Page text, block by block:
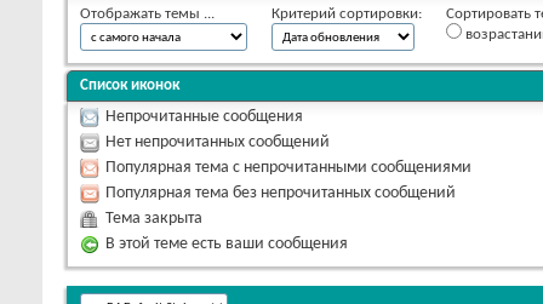
Отображать темы ... Критерий сортировки:
Сортировать
Список иконок
Непрочитанные сообщения
Нет непрочитанных сообщений
Популярная тема с непрочитанными сообщениями
Популярная тема без непрочитанных сообщений
Тема закрыта
В этой теме есть ваши сообщения